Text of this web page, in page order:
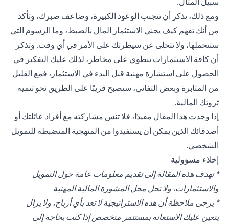
ومع ذلك، تذكر أن تتجنب الوعود الكبيرة، وضاعف صبرك، وتأكد
من أنك تفهم كيف يجني الاستثمار المال بالضبط، وما الرسوم التي
ستتحملها، ولا تتخلى عن سيطرتك على الأمر في أي وقت. وتذكر
أن كافة الاستثمارات تنطوي على مخاطر، لذلك عليك التفكير في
الحصول على استشارة مهنية قبل البدء في الاستثمار، فمع القليل
من المثابرة وبعض التفاني، ستصبح قريبًا على الطريق نحو تنمية
ثروتك المالية.
إذا وجدت هذا المقال مفيدًا، فلا تنس مشاركته مع أفراد عائلتك أو
أصدقائك الذين يمكن أن يستفيدوا من المنهجية المنضبطة للتمويل
الشخصي.
إخلاء مسؤولية
* تهدف هذه المقالة إلى تقديم معلومات عامة حول التمويل
والاستثمارات، ولا تحل محل المشورة المالية المهنية
* يرجى ملاحظة أن هذه الاستراتيجية لا تعد بأي أرباح، ولا يزال
يتعين عليك الاستعانة بمستثمر متخصص إذا كنت بحاجة إلى